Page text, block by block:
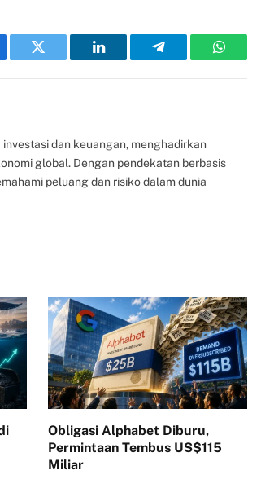
Twitter LinkedIn Telegram WhatsApp
dan keuangan, menghadirkan
global. Dengan pendekatan berbasis
peluang dan risiko dalam dunia
Obligasi Alphabet Diburu,
Permintaan Tembus US$115
Miliar